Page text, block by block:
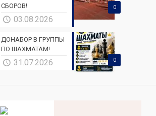
0
СБОРОВ!
03.08.2026
0
ДОНАБОР В ГРУППЫ
ПО ШАХМАТАМ!
31.07.2026